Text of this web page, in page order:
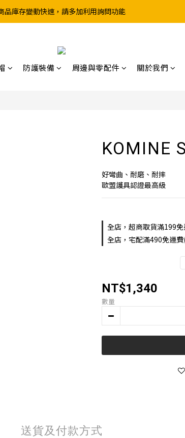
超取滿199、宅配滿490 享免運優惠
品庫存變動快速，請多加利用詢問功能
超取滿199、宅配滿490 享免運優惠
防護裝備 周邊與零配件 關於我們
KOMINE
好彎曲、耐磨、耐摔
歐盟護具認證最高級
全店，超商取貨滿199
全店，宅配滿490免運
NT$1,340
數量
送貨及付款方式